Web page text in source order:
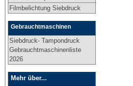
Filmbelichtung Siebdruck
Gebrauchtmaschinen
Siebdruck- Tampondruck
Gebrauchtmaschinenliste
2026
Mehr über...